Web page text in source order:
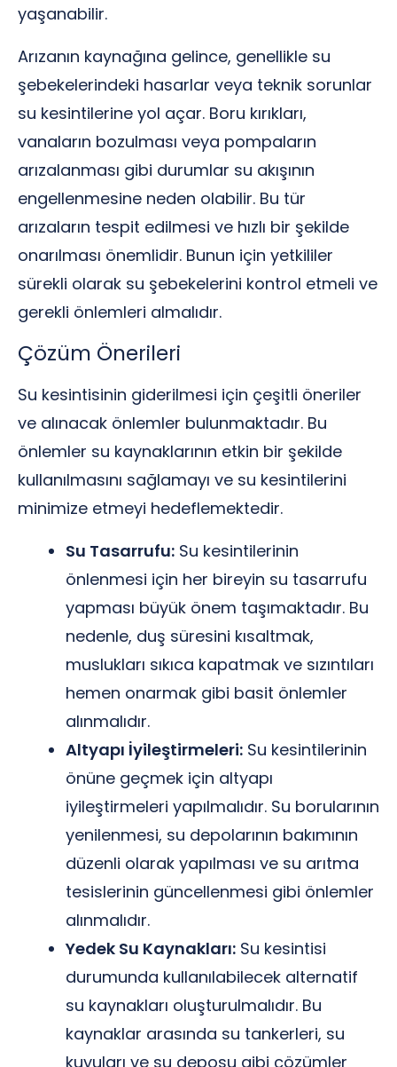
yaşanabilir.
Arızanın kaynağına gelince, genellikle su
şebekelerindeki hasarlar veya teknik sorunlar
su kesintilerine yol açar. Boru kırıkları,
vanaların bozulması veya pompaların
arızalanması gibi durumlar su akışının
engellenmesine neden olabilir. Bu tür
arızaların tespit edilmesi ve hızlı bir şekilde
onarılması önemlidir. Bunun için yetkililer
sürekli olarak su şebekelerini kontrol etmeli ve
gerekli önlemleri almalıdır.
Çözüm Önerileri
Su kesintisinin giderilmesi için çeşitli öneriler
ve alınacak önlemler bulunmaktadır. Bu
önlemler su kaynaklarının etkin bir şekilde
kullanılmasını sağlamayı ve su kesintilerini
minimize etmeyi hedeflemektedir.
Su Tasarrufu: Su kesintilerinin
önlenmesi için her bireyin su tasarrufu
yapması büyük önem taşımaktadır. Bu
nedenle, duş süresini kısaltmak,
muslukları sıkıca kapatmak ve sızıntıları
hemen onarmak gibi basit önlemler
alınmalıdır.
Altyapı İyileştirmeleri: Su kesintilerinin
önüne geçmek için altyapı
iyileştirmeleri yapılmalıdır. Su borularının
yenilenmesi, su depolarının bakımının
düzenli olarak yapılması ve su arıtma
tesislerinin güncellenmesi gibi önlemler
alınmalıdır.
Yedek Su Kaynakları: Su kesintisi
durumunda kullanılabilecek alternatif
su kaynakları oluşturulmalıdır. Bu
kaynaklar arasında su tankerleri, su
kuyuları ve su deposu gibi çözümler